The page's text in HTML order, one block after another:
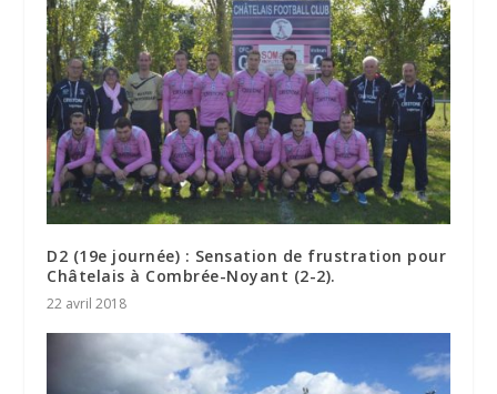
D2 (19e journée) : Sensation de frustration pour
Châtelais à Combrée-Noyant (2-2).
22 avril 2018